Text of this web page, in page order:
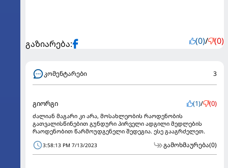
გაზიარება: (0)/ (0)
კომენტარები 3
გიორგი (1)/ (0)
ძალიან მაგარი კი არა, მოსახლეობის რაოდენობის
გათვალისწინებით გუნდური პირველი ადგილი მედლების
რაოდენობით წარმოუდგენელი შედეგია. ესე გააგრძელეთ.
3:58:13 PM 7/13/2023 გამოხმაურება(0)